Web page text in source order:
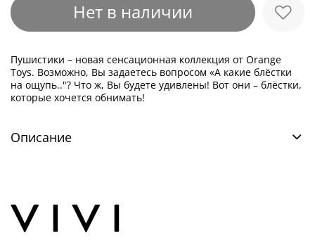
Нет в наличии
Пушистики – новая сенсационная коллекция от Orange
Toys. Возможно, Вы задаетесь вопросом «А какие блёстки
на ощупь.."? Что ж, Вы будете удивлены! Вот они – блёстки,
которые хочется обнимать!
Описание